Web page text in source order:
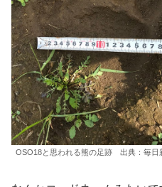
OSO18と思われる熊の足跡 出典：毎日